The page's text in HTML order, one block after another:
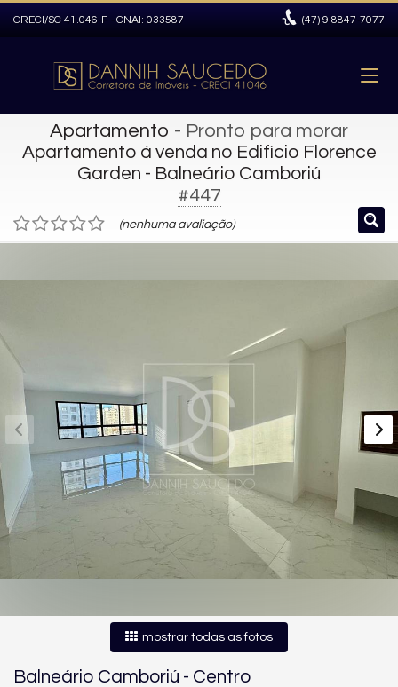
CRECI/SC 41.046-F - CNAI: 033587 (47) 9.8847-7077
Apartamento - Pronto para morar
Apartamento à venda no Edifício Florence
Garden - Balneário Camboriú
#447
(nenhuma avaliação)
mostrar todas as fotos
Balneário Camboriú - Centro